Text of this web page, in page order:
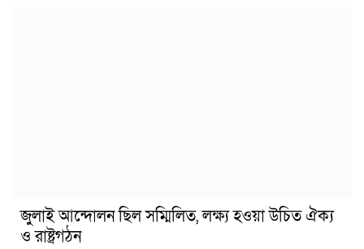
জুলাই আন্দোলন ছিল সম্মিলিত, লক্ষ্য হওয়া উচিত ঐক্য
ও রাষ্ট্রগঠন